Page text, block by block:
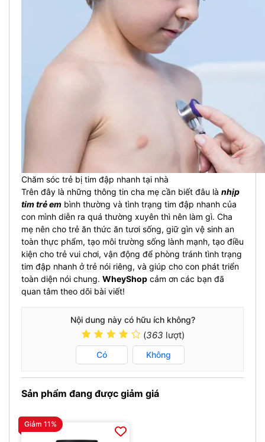
Chăm sóc trẻ bị tim đập nhanh tại nhà
Trên đây là những thông tin cha mẹ cần biết đâu là nhịp
tim trẻ em bình thường và tình trạng tim đập nhanh của
con mình diễn ra quá thường xuyên thì nên làm gì. Cha
mẹ nên cho trẻ ăn thức ăn tươi sống, giữ gìn vệ sinh an
toàn thực phẩm, tạo môi trường sống lành mạnh, tạo điều
kiện cho trẻ vui chơi, vận động để phòng tránh tình trạng
tim đập nhanh ở trẻ nói riêng, và giúp cho con phát triển
toàn diện nói chung. WheyShop cảm ơn các bạn đã
quan tâm theo dõi bài viết!
Nội dung này có hữu ích không?
(363 lượt)
Có Không
Sản phẩm đang được giảm giá
Giảm 11%